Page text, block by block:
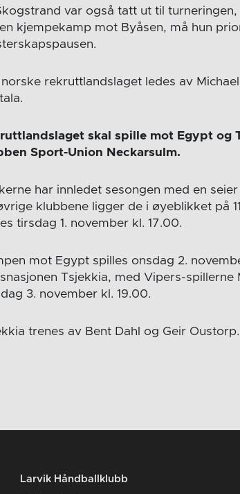
var også tatt ut til
kjempekamp mot Byåsen, må hun
norske rekruttlandslaget ledes av
skal spille mot Egypt og
Sport-Union Neckarsulm.
har innledet sesongen med en
klubbene ligger de i øyeblikket på
tirsdag 1. november kl. 17.00.
mot Egypt spilles onsdag 2.
Tsjekkia, med Vipers-
3. november kl. 19.00.
trenes av Bent Dahl og Geir
Larvik Håndballklubb